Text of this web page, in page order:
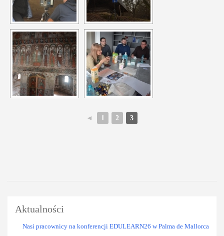
◄ 1 2 3
Aktualności
Nasi pracownicy na konferencji EDULEARN26 w Palma de Mallorca